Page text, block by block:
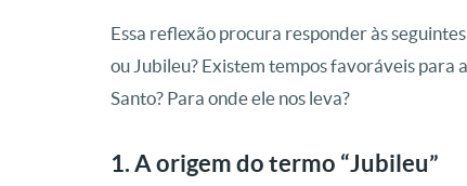
Essa reflexão procura responder às
ou Jubileu? Existem tempos favoráveis para
Santo? Para onde ele nos leva?
1. A origem do termo “Jubileu”